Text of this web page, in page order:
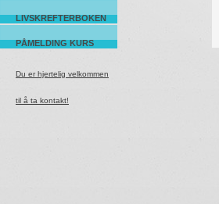
LIVSKREFTERBOKEN
PÅMELDING KURS
Du er hjertelig velkommen
til å ta kontakt!